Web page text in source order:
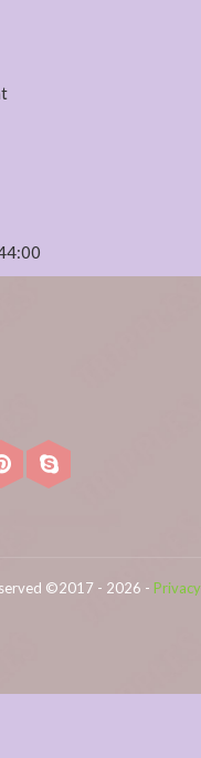
©2017 - 2026 - Privacy